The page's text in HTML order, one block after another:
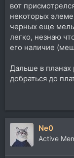
вот
некоторых
черных еще
легко, незнаю
его наличие
Дальше в планах
добраться до
Ne0
Active